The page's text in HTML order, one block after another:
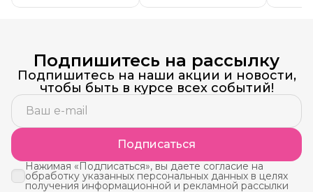
Подпишитесь на рассылку
Подпишитесь на наши акции и новости,
чтобы быть в курсе всех событий!
Подписаться
Нажимая «Подписаться», вы даете согласие на
обработку указанных персональных данных в целях
получения информационной и рекламной рассылки